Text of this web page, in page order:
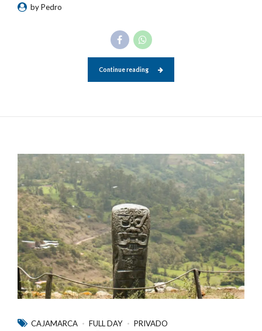
by Pedro
Continue reading
CAJAMARCA FULL DAY PRIVADO